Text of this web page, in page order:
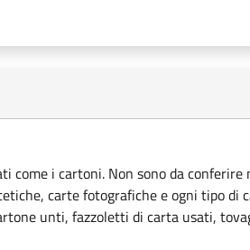
come i cartoni. Non sono da
carte fotografiche e ogni tipo di
unti, fazzoletti di carta usati,